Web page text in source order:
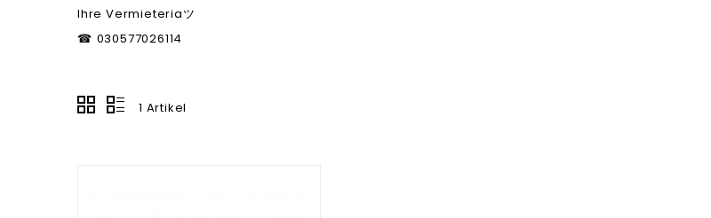
Ihre Vermieteria ツ
☎ 030577026114
1 Artikel